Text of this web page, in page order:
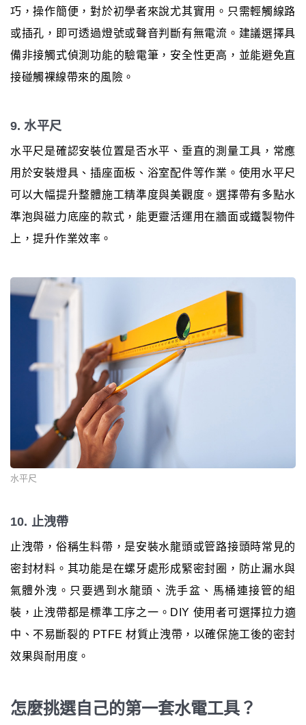
巧，操作簡便，對於初學者來說尤其實用。只需輕觸線路
或插孔，即可透過燈號或聲音判斷有無電流。建議選擇具
備非接觸式偵測功能的驗電筆，安全性更高，並能避免直
接碰觸裸線帶來的風險。
9. 水平尺
水平尺是確認安裝位置是否水平、垂直的測量工具，常應
用於安裝燈具、插座面板、浴室配件等作業。使用水平尺
可以大幅提升整體施工精準度與美觀度。選擇帶有多點水
準泡與磁力底座的款式，能更靈活運用在牆面或鐵製物件
上，提升作業效率。
水平尺
10. 止洩帶
止洩帶，俗稱生料帶，是安裝水龍頭或管路接頭時常見的
密封材料。其功能是在螺牙處形成緊密封圈，防止漏水與
氣體外洩。只要遇到水龍頭、洗手盆、馬桶連接管的組
裝，止洩帶都是標準工序之一。DIY 使用者可選擇拉力適
中、不易斷裂的 PTFE 材質止洩帶，以確保施工後的密封
效果與耐用度。
怎麼挑選自己的第一套水電工具？